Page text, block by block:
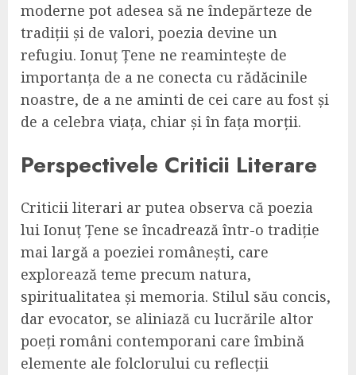
moderne pot adesea să ne îndepărteze de
tradiții și de valori, poezia devine un
refugiu. Ionuț Țene ne reamintește de
importanța de a ne conecta cu rădăcinile
noastre, de a ne aminti de cei care au fost și
de a celebra viața, chiar și în fața morții.
Perspectivele Criticii Literare
Criticii literari ar putea observa că poezia
lui Ionuț Țene se încadrează într-o tradiție
mai largă a poeziei românești, care
explorează teme precum natura,
spiritualitatea și memoria. Stilul său concis,
dar evocator, se aliniază cu lucrările altor
poeți români contemporani care îmbină
elemente ale folclorului cu reflecții